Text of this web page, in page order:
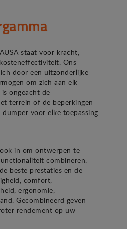
staat voor kracht,
Ons
door een uitzonderlijke
om zich aan elk
ongeacht de
terrein of de beperkingen
voor elke toepassing
in om ontwerpen te
combineren.
beste prestaties en de
comfort,
ergonomie,
Gecombineerd geven
rendement op uw